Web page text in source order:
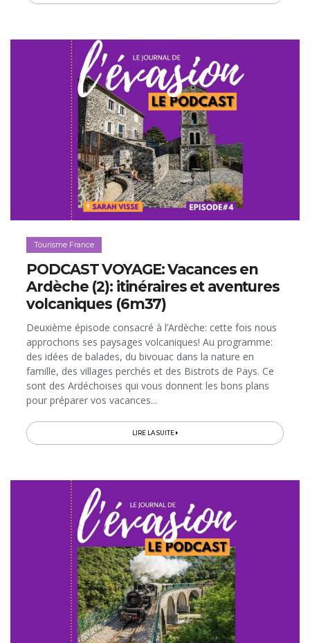
Tourisme France
PODCAST VOYAGE: Vacances en
Ardèche (2): itinéraires et aventures
volcaniques (6m37)
Deuxième épisode consacré à l’Ardèche: cette fois nous
approchons ses paysages volcaniques! Au programme:
des idées de balades, du bivouac dans la nature en
famille, des villages perchés et des Bistrots de Pays. Ce
sont des Ardéchoises qui vous donnent les bons plans
pour préparer vos vacances...
LIRE LA SUITE